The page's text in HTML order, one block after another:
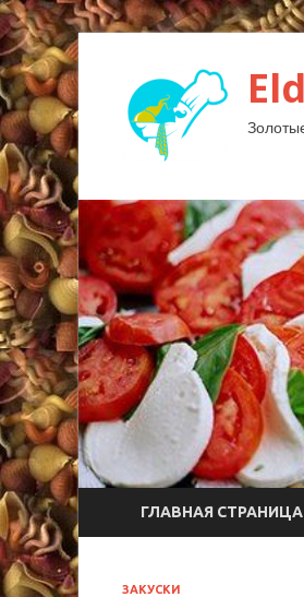
ГЛАВНАЯ СТРАНИЦА
ЗАКУСКИ